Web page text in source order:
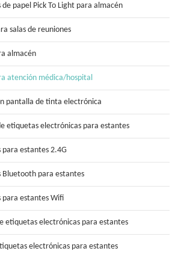
papel Pick To Light para almacén
salas de reuniones
almacén
atención médica/hospital
pantalla de tinta electrónica
etiquetas electrónicas para estantes
estantes 2.4G
Bluetooth para estantes
para estantes Wifi
etiquetas electrónicas para estantes
electrónicas para estantes